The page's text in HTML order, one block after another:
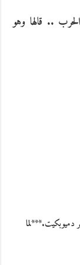
.. قالها وهو
دميوبكيت.***لما